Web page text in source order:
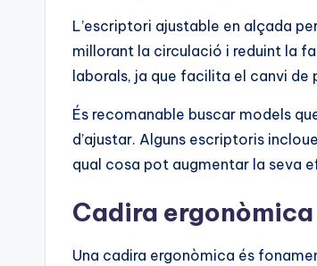
L’escriptori ajustable en alçada
millorant la circulació i reduint la
laborals, ja que facilita el canvi de
És recomanable buscar models
d’ajustar. Alguns escriptoris
qual cosa pot augmentar la seva
Cadira ergonòmica
Una cadira ergonòmica és